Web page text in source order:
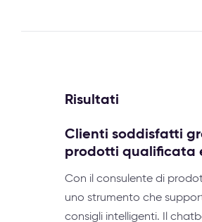
Risultati
Clienti soddisfatti
prodotti qualificata
Con il consulente di
uno strumento che
consigli intelligenti. Il